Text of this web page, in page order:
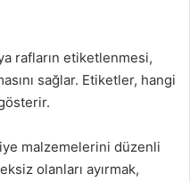
rafların etiketlenmesi,
sağlar. Etiketler, hangi
malzemelerini düzenli
olanları ayırmak,